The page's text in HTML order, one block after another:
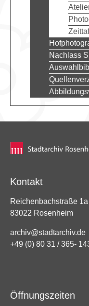
Nachlass
Kontakt
Reichenbachstraße 1a
83022 Rosenheim
archiv@stadtarchiv.de
+49 (0) 80 31 / 365-
Öffnungszeiten